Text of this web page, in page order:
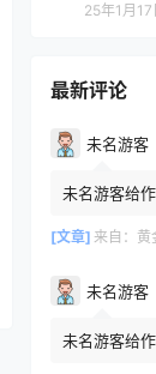
25年1月17
最新评论
未名游客
未名游客给
[文章] 来自： 黄
未名游客
未名游客给